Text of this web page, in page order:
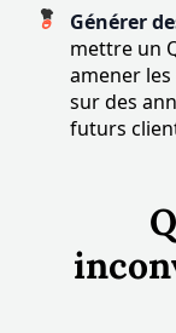
Générer
mettre un
amener
sur des
futurs